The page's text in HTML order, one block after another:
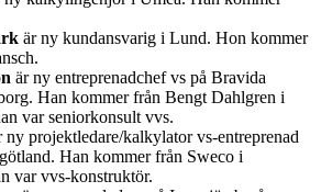
är ny kundansvarig i Lund. Hon kommer
är ny entreprenadchef vs på Bravida
Han kommer från Bengt Dahlgren i
var seniorkonsult vvs.
ny projektledare/kalkylator vs-entreprenad
Han kommer från Sweco i
var vvs-konstruktör.